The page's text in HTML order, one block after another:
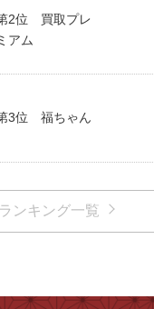
2位 買取プレ
アム
3位 福ちゃん
ランキング一覧